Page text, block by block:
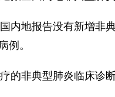
地报告没有新增非
例。
非典型肺炎临床诊